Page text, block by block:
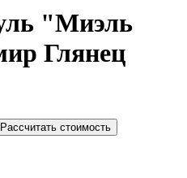
"Миэль
Глянец
Рассчитать стоимость